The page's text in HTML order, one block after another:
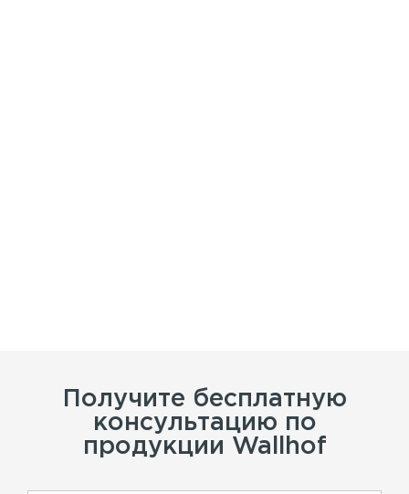
Получите бесплатную
консультацию по
продукции Wallhof